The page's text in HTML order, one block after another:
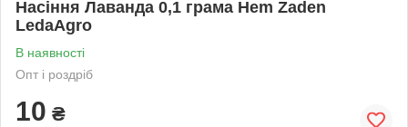
Насіння Лаванда 0,1 грама Hem Zaden
LedaAgro
В наявності
Опт і роздріб
10 ₴